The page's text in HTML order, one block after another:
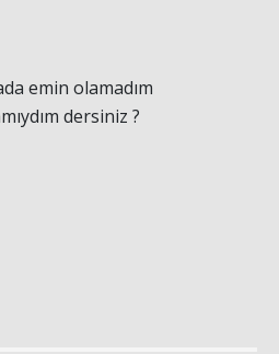
emin olamadım
dersiniz ?